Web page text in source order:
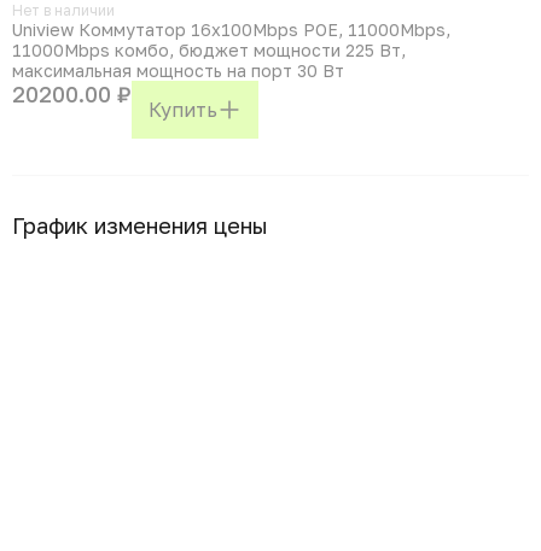
Нет в наличии
Uniview Коммутатор 16x100Mbps POE, 11000Mbps,
11000Mbps комбо, бюджет мощности 225 Вт,
максимальная мощность на порт 30 Вт
20200.00 ₽
Купить
График изменения цены